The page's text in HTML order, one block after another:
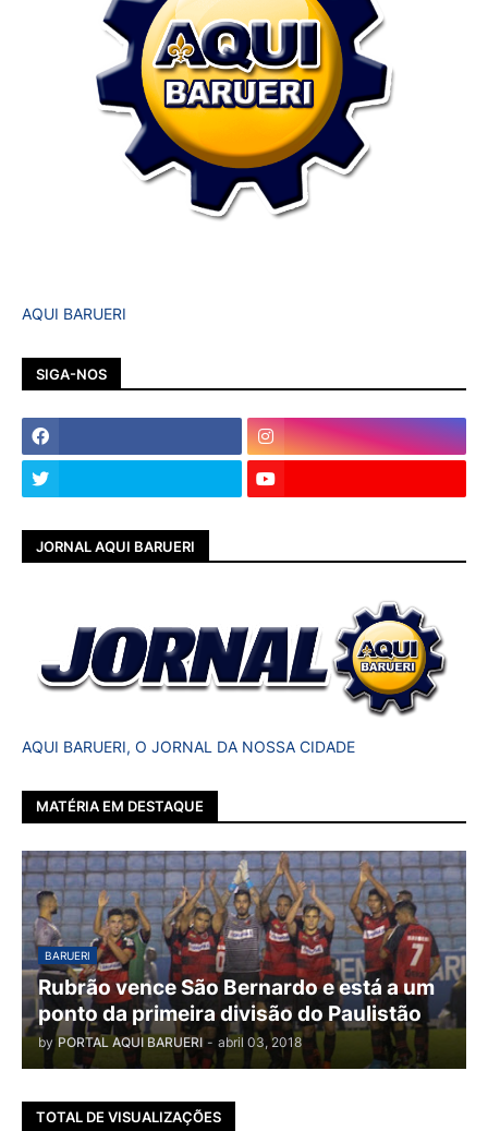
AQUI BARUERI
SIGA-NOS
JORNAL AQUI BARUERI
AQUI BARUERI, O JORNAL DA NOSSA CIDADE
MATÉRIA EM DESTAQUE
BARUERI
Rubrão vence São Bernardo e está a um
ponto da primeira divisão do Paulistão
by PORTAL AQUI BARUERI - abril 03, 2018
TOTAL DE VISUALIZAÇÕES